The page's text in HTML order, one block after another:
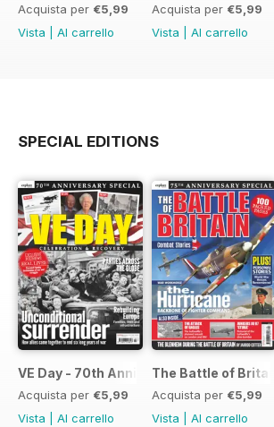
Acquista per €5,99
Vista
Al carrello
Acquista per €5,99
Vista
Al carrello
SPECIAL EDITIONS
VE Day - 70th Anniversary Special
Acquista per €5,99
Vista
Al carrello
The Battle of Britain
Acquista per €5,99
Vista
Al carrello